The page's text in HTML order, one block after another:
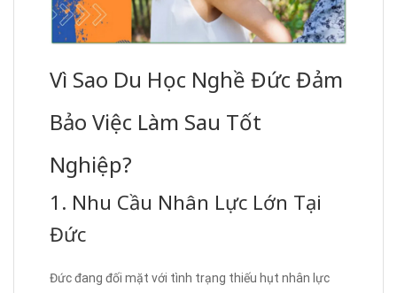
Vì Sao Du Học Nghề Đức Đảm
Bảo Việc Làm Sau Tốt
Nghiệp?
1. Nhu Cầu Nhân Lực Lớn Tại
Đức
Đức đang đối mặt với tình trạng thiếu hụt nhân lực